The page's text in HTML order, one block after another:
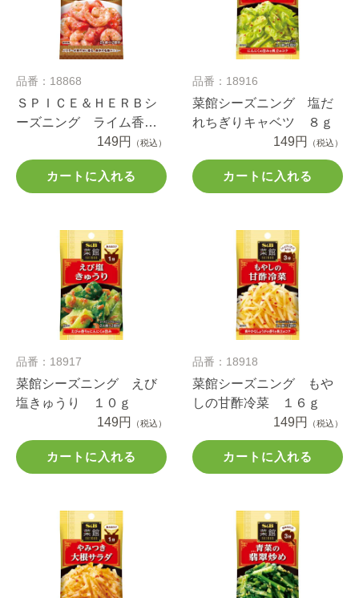
品番：18868
ＳＰＩＣＥ＆ＨＥＲＢシ
ーズニング ライム香る
魚介のマリネ ９.６ｇ
149円 （税込）
カートに入れる
品番：18916
菜館シーズニング 塩だ
れちぎりキャベツ ８ｇ
149円
（税込）
カートに入れる
品番：18917
菜館シーズニング えび
塩きゅうり １０ｇ
149円
（税込）
カートに入れる
品番：18918
菜館シーズニング もや
しの甘酢冷菜 １６ｇ
149円
（税込）
カートに入れる